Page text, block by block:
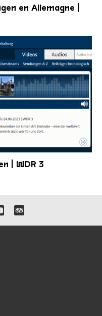
en Allemagne |
©
| WDR 3
zu unseren